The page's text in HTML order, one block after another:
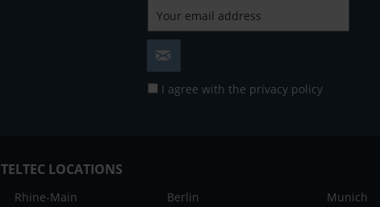
I agree with the privacy policy
TELTEC LOCATIONS
Rhine-Main
Berlin
Munich